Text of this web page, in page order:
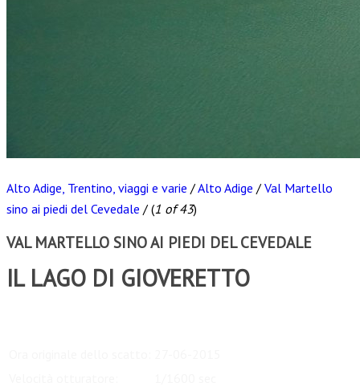
Alto Adige, Trentino, viaggi e varie /Alto Adige / Val Martello
sino ai piedi del Cevedale / (1 of 43)
VAL MARTELLO SINO AI PIEDI DEL CEVEDALE
IL LAGO DI GIOVERETTO